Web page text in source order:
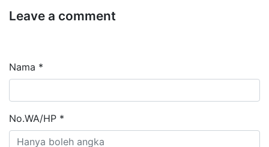
Leave a comment
Nama *
No.WA/HP *